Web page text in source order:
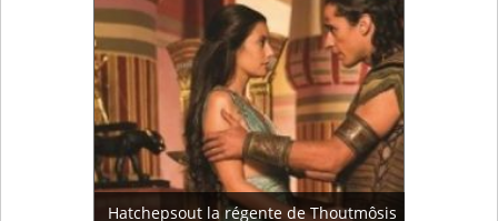
Hatchepsout la régente de Thoutmôsis